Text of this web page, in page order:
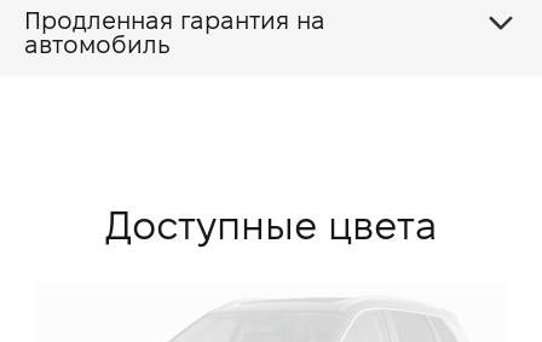
Продленная гарантия на
автомобиль
Доступные цвета